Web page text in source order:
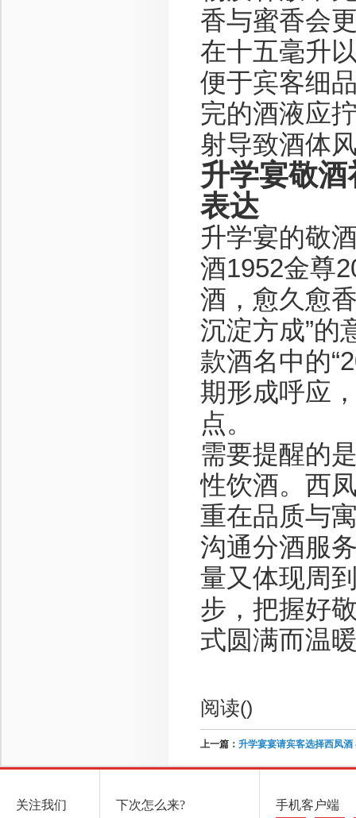
香与蜜香会
在十五毫升
便于宾客细
完的酒液应
射导致酒体
升学宴敬
表达
升学宴的敬
酒1952金尊
酒，愈久愈
沉淀方成”的
款酒名中的
期形成呼应
点。
需要提醒的
性饮酒。西
重在品质与
沟通分酒服
量又体现周
步，把握好
式圆满而温
阅读()
上一篇： 升学宴宴请宾客选择西凤
关注我们 下次怎么来? 手机客户端